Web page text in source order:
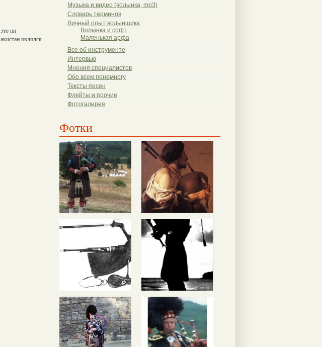
Музыка и видео (волынка, mp3)
Словарь терминов
Личный опыт волынщика
Волынка и софт
Маленькая арфа
Все об инструменте
Интервью
Мнения специалистов
Обо всем понемногу
Тексты песен
Флейты и прочие
Фотогалерея
Фотки
ни
являлся